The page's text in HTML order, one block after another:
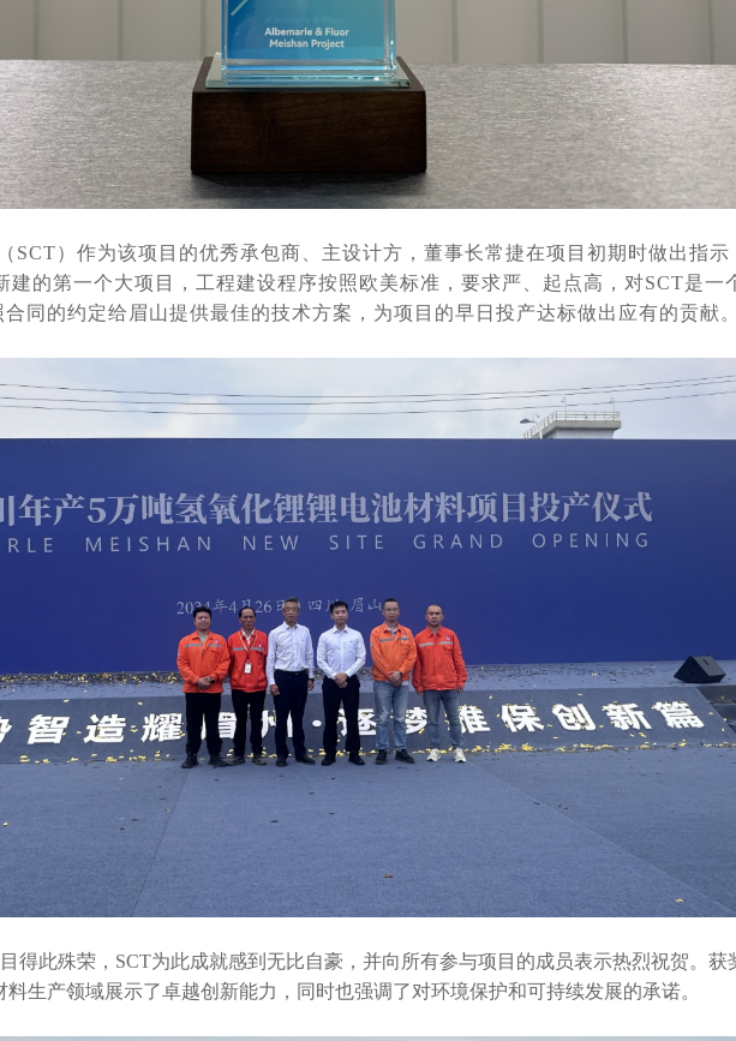
SCT）作为该项目的优秀承包商、主设计方，董事长常捷在项目初期时做出指示
建的第一个大项目，工程建设程序按照欧美标准，要求严、起点高，对SCT是一
同的约定给眉山提供最佳的技术方案，为项目的早日投产达标做出应有的贡献
得此殊荣，SCT为此成就感到无比自豪，并向所有参与项目的成员表示热烈祝贺。获
料生产领域展示了卓越创新能力，同时也强调了对环境保护和可持续发展的承诺。